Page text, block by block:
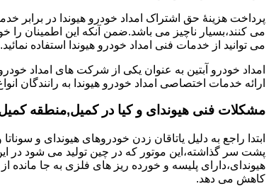
پرداخت هزینۀ حق اشتراک امداد خودرو هیوندا در برابر
می کنند،بسیار ناچیز می باشد.ضمن آنکه این اطمینان را
می توانید از خدمات فنی امداد خودرو هیوندا استفاده نمائید.
امداد خودرو آبتین به عنوان یکی از شرکت های امداد
ارائه خدمات اختصاصی امداد خودرو هیوندا به رانندگان
مشکلات فنی هیوندای و کیا در کمیل,منطقه
پشت سر گذاشته،این موتور که در چین تولید می شود در این
هیوندای،دارای پلیسه و خورده ریز های فلزی به جا
کاهش می دهد.